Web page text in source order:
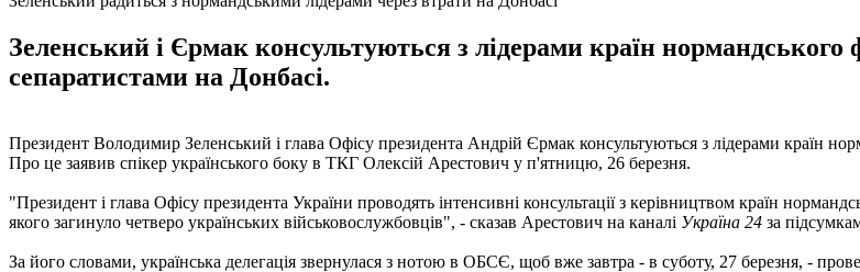
Зеленський і Єрмак консультуються з лідерами країн
сепаратистами на Донбасі.
Президент Володимир Зеленський і глава Офісу президента Андрій Єрмак консультуються з лідерами країн
Про це заявив спікер українського боку в ТКГ Олексій Арестович у п'ятницю, 26 березня.
"Президент і глава Офісу президента України проводять інтенсивні консультації з керівництвом країн
якого загинуло четверо українських військовослужбовців", - сказав Арестович на каналі Україна 24 за
За його словами, українська делегація звернулася з нотою в ОБСЄ, щоб вже завтра - в суботу, 27 березня, -